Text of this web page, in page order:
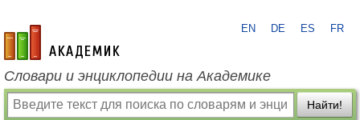
academic.ru
EN DE ES FR
Словари и энциклопедии на Академике
Найти!